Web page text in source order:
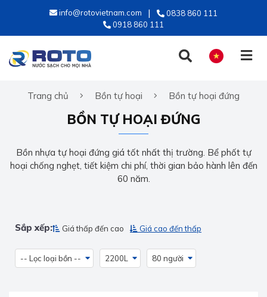
info@rotovietnam.com
0838 860 111
0918 860 111
TIẾNG VIỆT
Trang chủ Bồn tự hoại Bồn tự hoại đứng
BỒN TỰ HOẠI ĐỨNG
Bồn nhựa tự hoại đứng giá tốt nhất thị trường. Bể phốt tự
hoại chống nghẹt, tiết kiệm chi phí, thời gian bảo hành lên đến
60 năm.
Sắp xếp: Giá thấp đến cao Giá cao đến thấp
-- Lọc loại bồn -- 2200L 80 người